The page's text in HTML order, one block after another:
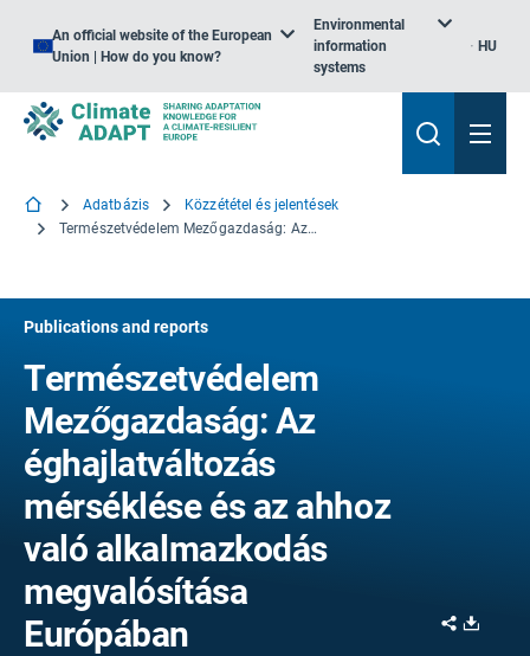
An official website of the European
Union | How do you know?
Environmental
information
systems
HU
Adatbázis
Közzététel és jelentések
Természetvédelem Mezőgazdaság: Az éghajlatváltozás mérséklése és az ahhoz való alkalmazkodás megvalósítása Európában
Publications and reports
Természetvédelem
Mezőgazdaság: Az
éghajlatváltozás
mérséklése és az ahhoz
való alkalmazkodás
megvalósítása
Európában
Share